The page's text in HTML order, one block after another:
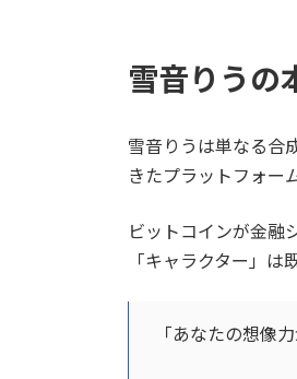
雪音りうの
雪音りうは単なる合
きたプラットフォー
ビットコインが金融
「キャラクター」は
「あなたの想像